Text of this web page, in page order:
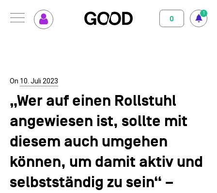
Menu
1
0
Abo abschliessen
GOOD einrichten
Magazin
Unterstützte Projekte
Spenden
Kontakt
On 10. Juli 2023
„Wer auf einen Rollstuhl
angewiesen ist, sollte mit
diesem auch umgehen
können, um damit aktiv und
selbstständig zu sein“ –